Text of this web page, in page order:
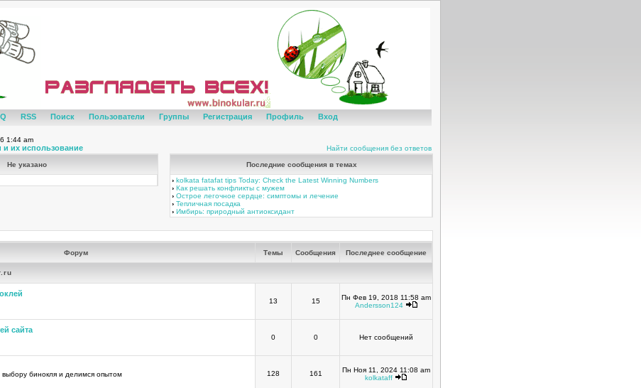
RSS Поиск Пользователи Группы Регистрация Профиль Вход
1:44 am
их использование Найти сообщения без ответов
Не указано
Последние сообщения в темах
› kolkata fatafat tips Today: Check the Latest Winning Numbers
› Как решать конфликты с мужем
› Острое легочное сердце: симптомы и лечение
› Тепличная посадка
› Имбирь: природный антиоксидант
Форум Темы Сообщения Последнее сообщение
13 15
Пн Фев 19, 2018 11:58 am
Andersson124
сайта
0 0 Нет сообщений
бинокля и делимся опытом 128 161
Пн Ноя 11, 2024 11:08 am
kolkataff